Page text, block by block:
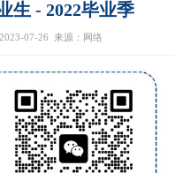
生 - 2022毕业季
07-26 来源：网络